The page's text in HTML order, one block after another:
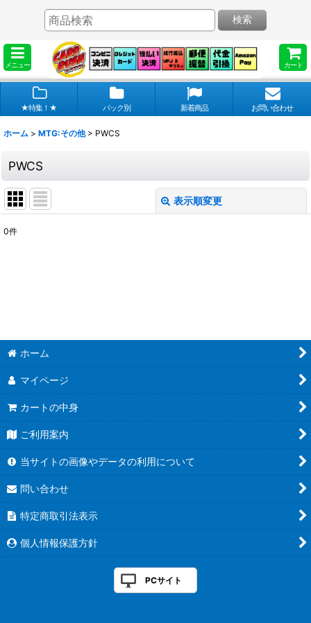
メニュー カート
検索
★特集！★ パック別 新着商品 お問い合わせ
ホーム > MTG:その他 > PWCS
PWCS
表示順変更
絞り込む
0件
ホーム
マイページ
カートの中身
ご利用案内
当サイトの画像やデータの利用について
問い合わせ
特定商取引法表示
個人情報保護方針
PCサイト